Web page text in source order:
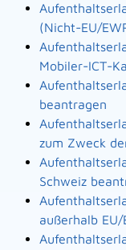
(Nicht-EU/
Mobiler-ICT-
beantragen
zum Zweck
Schweiz
außerhalb